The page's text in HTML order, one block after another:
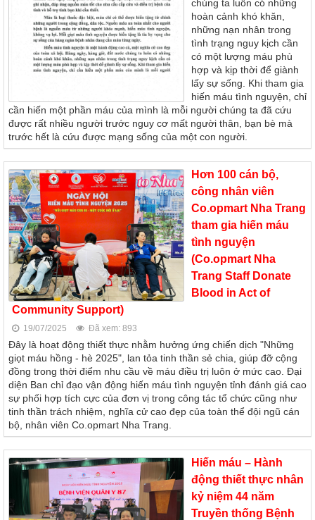
chúng ta luôn có những
hoàn cảnh khó khăn,
những nạn nhân trong
tình trạng nguy kịch cần
có một lượng máu phù
hợp và kịp thời để giành
lấy sự sống. Khi tham gia
hiến máu tình nguyện, chỉ
cần hiến một phần máu của mình là mỗi người chúng ta đã cứu
được rất nhiều người trước nguy cơ mất người thân, bạn bè mà
trước hết là cứu được mạng sống của một con người.
Hơn 100 cán bộ,
công nhân viên
Co.opmart Nha Trang
tham gia hiến máu
tình nguyện
(Co.opmart Nha
Trang Staff Donate
Blood in Act of
Community Support)
19/07/2025 Đã xem: 893
Đây là hoạt động thiết thực nhằm hưởng ứng chiến dịch "Những
giọt máu hồng - hè 2025", lan tỏa tinh thần sẻ chia, giúp đỡ cộng
đồng trong thời điểm nhu cầu về máu điều trị luôn ở mức cao. Đại
diện Ban chỉ đạo vận động hiến máu tình nguyện tỉnh đánh giá cao
sự phối hợp tích cực của đơn vị trong công tác tổ chức cũng như
tinh thần trách nhiệm, nghĩa cử cao đẹp của toàn thể đội ngũ cán
bộ, nhân viên Co.opmart Nha Trang.
Hiến máu – Hành
động thiết thực nhân
kỷ niệm 44 năm
Truyền thống Bệnh